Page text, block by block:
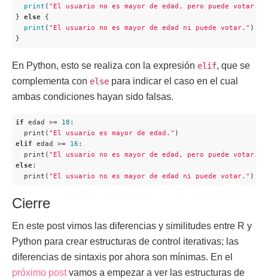
print ( "El usuario no es mayor de edad, pero puede votar."
} else {
print ( "El usuario no es mayor de edad ni puede votar." )
}
En Python, esto se realiza con la expresión elif, que se
complementa con else para indicar el caso en el cual
ambas condiciones hayan sido falsas.
if edad >= 18 :
  print(
"El usuario es mayor de edad."
elif edad >= 16 :
  print(
"El usuario no es mayor de edad, pero puede votar."
else:
  print(
"El usuario no es mayor de edad ni puede votar." )
Cierre
En este post vimos las diferencias y similitudes entre R y
Python para crear estructuras de control iterativas; las
diferencias de sintaxis por ahora son mínimas. En el
próximo postvamos a empezar a ver las estructuras de